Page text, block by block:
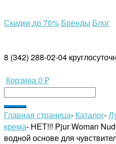
Скидки до 70% Бренды Блог
8 (342) 288-02-04
Корзина0 ₽
Главная страница- Каталог-
крема- НЕТ!!! Pjur Woman
водной основе для